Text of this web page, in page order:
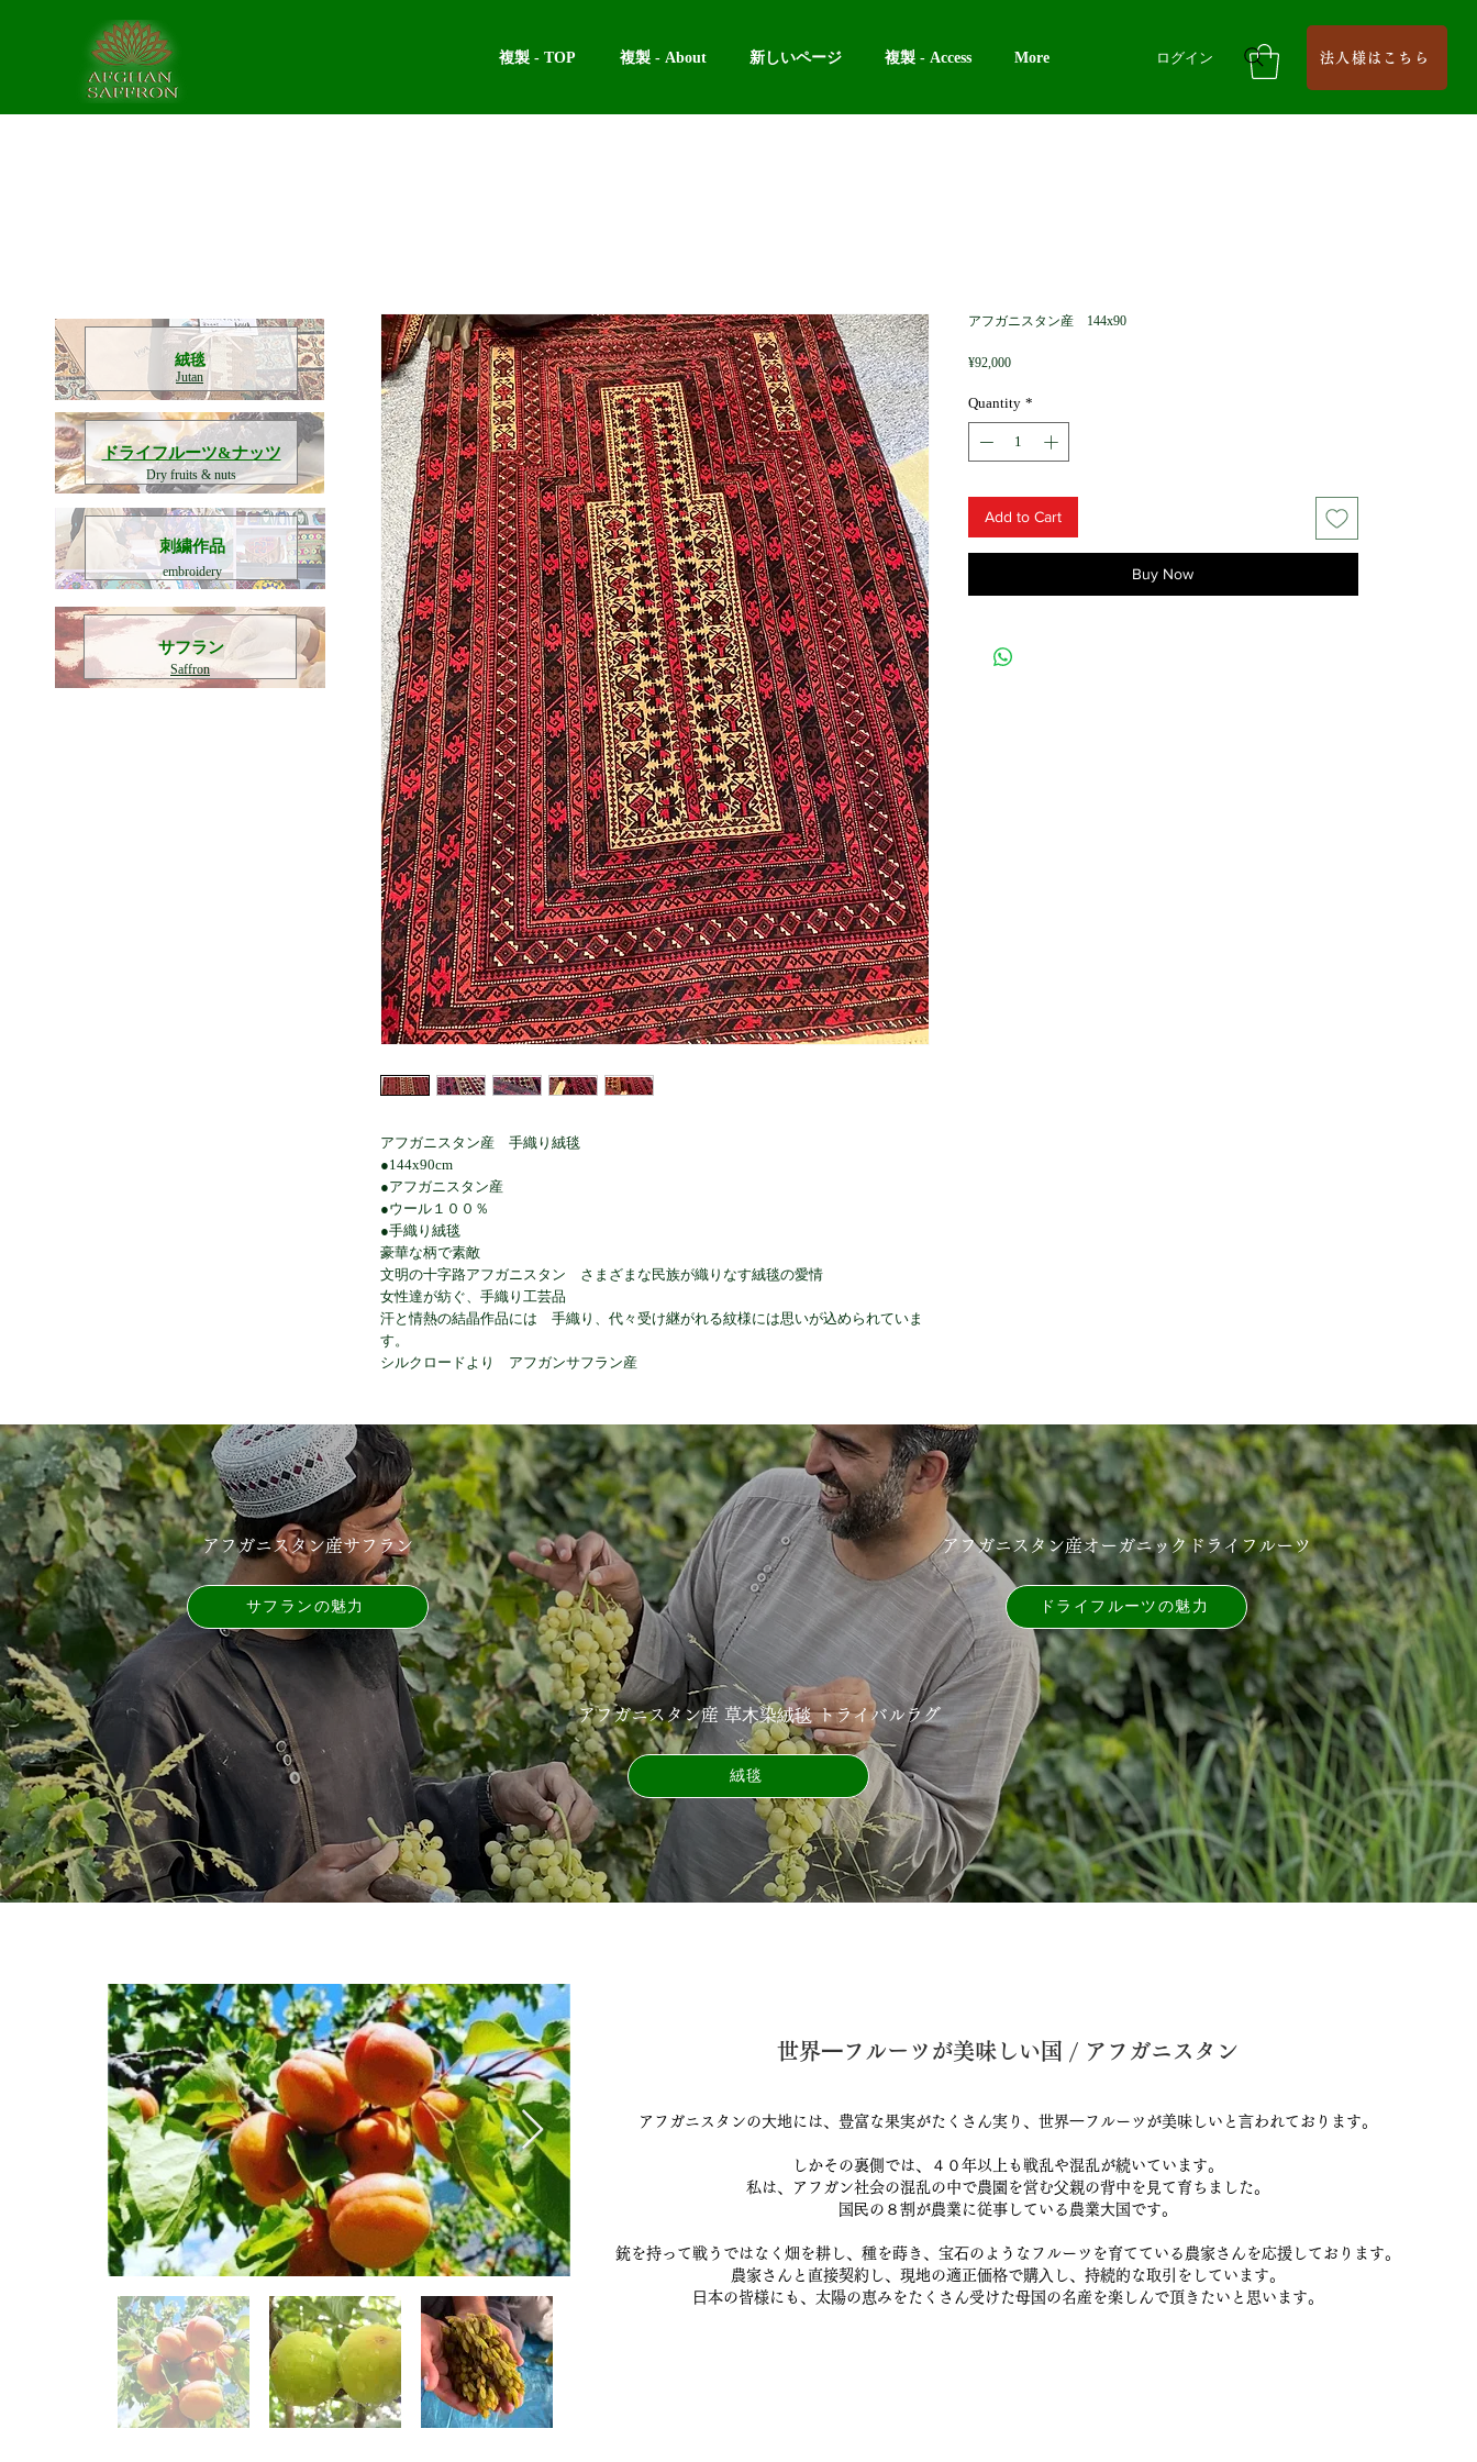
ログイン
複製 - TOP 複製 - About 新しいページ 複製 - Access More 法人様はこちら
​絨毯
Jutan
​ドライフルーツ&ナッツ
Dry fruits & nuts
刺繍作品
embroidery
​サフラン
Saffron
アフガニスタン産 手織り絨毯
●144x90cm
●アフガニスタン産
●ウール１００％
●手織り絨毯
豪華な柄で素敵
文明の十字路アフガニスタン さまざまな民族が織りなす絨毯の愛情
女性達が紡ぐ、手織り工芸品
汗と情熱の結晶作品には 手織り、代々受け継がれる紋様には思いが込められていま
す。
シルクロードより アフガンサフラン産
アフガニスタン産 144x90
¥92,000Price
Quantity *
Add to Cart
Buy Now
アフガニスタン産サフラン
サフランの魅力
アフガニスタン産オーガニックドライフルーツ
ドライフルーツの魅⼒
アフガニスタン産 草⽊染絨毯 トライバルラグ
絨毯
世界⼀フルーツが美味しい国 / アフガニスタン
アフガニスタンの⼤地には、豊富な果実がたくさん実り、世界⼀フルーツが美味しいと⾔われております。
しかその裏側では、４０年以上も戦乱や混乱が続いています。
私は、アフガン社会の混乱の中で農園を営む⽗親の背中を⾒て育ちました。
国⺠の８割が農業に従事している農業⼤国です。
銃を持って戦うではなく畑を耕し、種を蒔き、宝⽯のようなフルーツを育てている農家さんを応援しております。
農家さんと直接契約し、現地の適正価格で購⼊し、持続的な取引をしています。
⽇本の皆様にも、太陽の恵みをたくさん受けた⺟国の名産を楽しんで頂きたいと思います。